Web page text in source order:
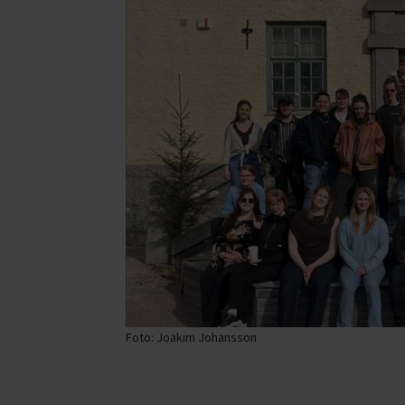
Foto: Joakim Johansson